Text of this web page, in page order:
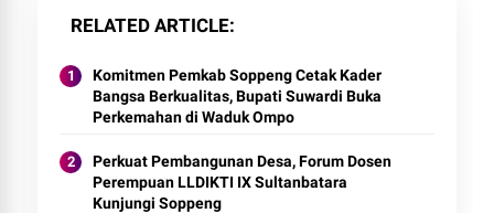
RELATED ARTICLE
Komitmen Pemkab Soppeng Cetak Kader
Bangsa Berkualitas, Bupati Suwardi Buka
Perkemahan di Waduk Ompo
Perkuat Pembangunan Desa, Forum Dosen
Perempuan LLDIKTI IX Sultanbatara
Kunjungi Soppeng